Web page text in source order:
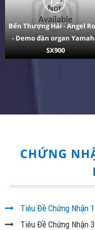
Bến Thượng Hải - Angel
- Demo đàn organ
SX900
CHỨNG
Tiêu Đề Chứng Nhận 1
Tiêu Đề Chứng Nhận 3